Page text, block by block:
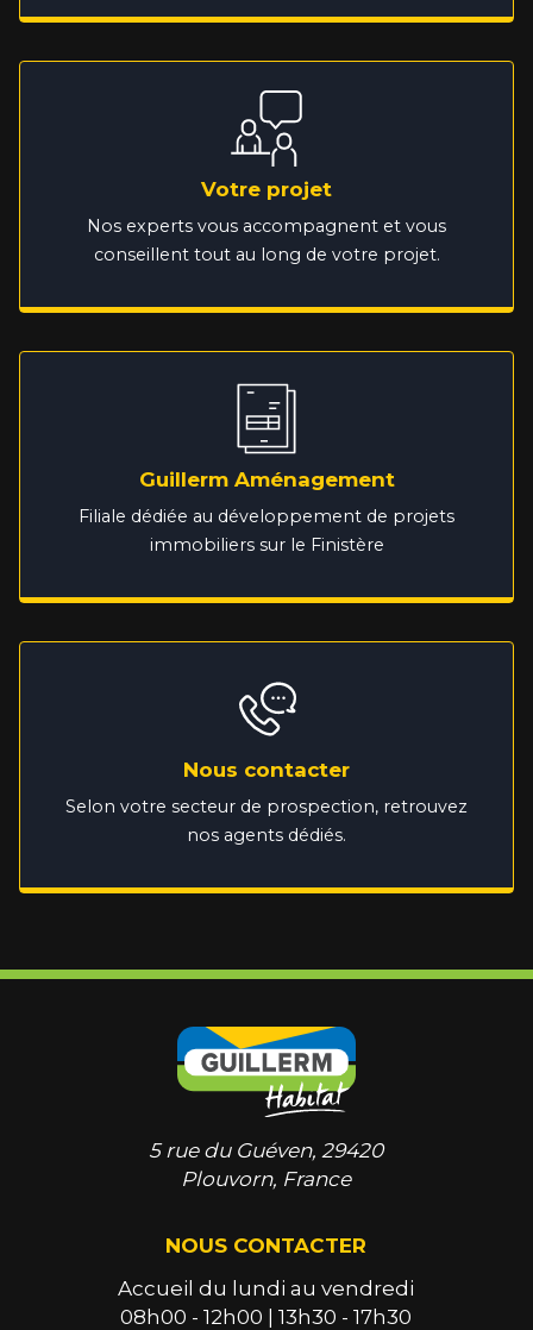
Votre projet
Nos experts vous accompagnent et vous
conseillent tout au long de votre projet.
Guillerm Aménagement
Filiale dédiée au développement de projets
immobiliers sur le Finistère
Nous contacter
Selon votre secteur de prospection, retrouvez
nos agents dédiés.
5 rue du Guéven, 29420
Plouvorn, France
NOUS CONTACTER
Accueil du lundi au vendredi
08h00 - 12h00 | 13h30 - 17h30